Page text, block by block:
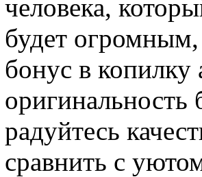
человека,
будет огромным,
бонус в копилку
оригинальность
радуйтесь
сравнить с